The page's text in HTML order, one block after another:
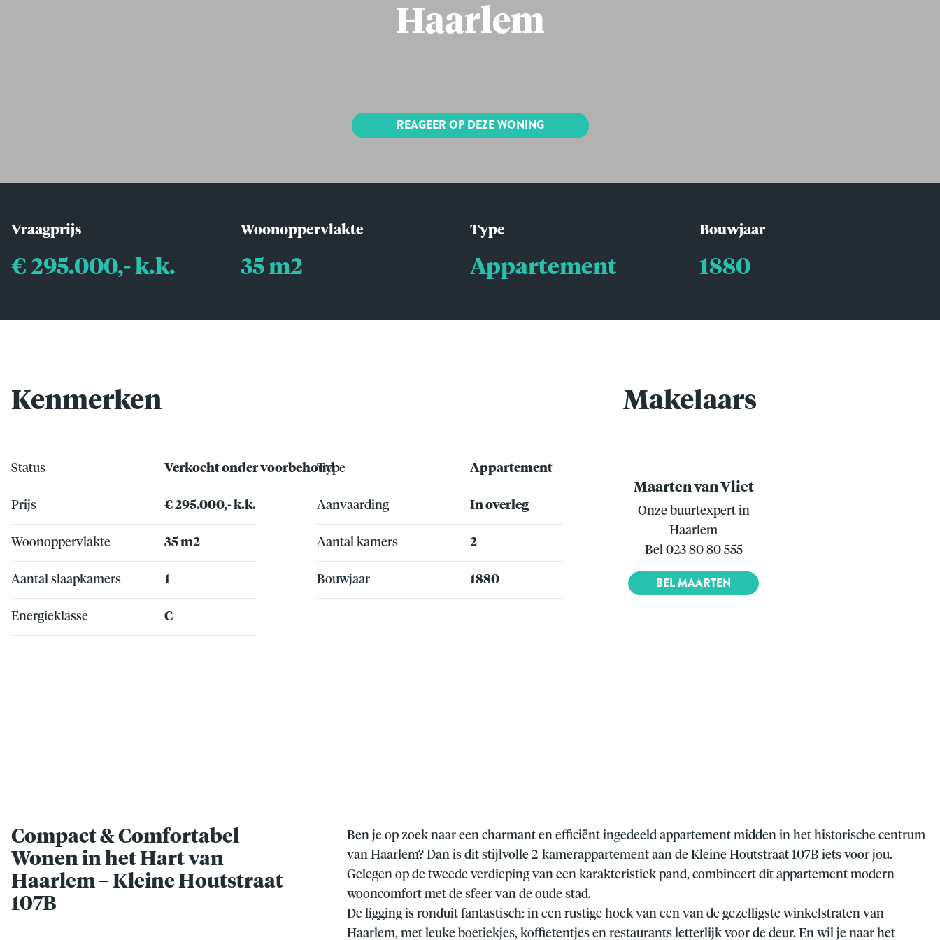
Haarlem
REAGEER OP DEZE WONING
Vraagprijs
€ 295.000,- k.k.
Woonoppervlakte
35 m2
Type
Appartement
Bouwjaar
1880
Kenmerken
Status Verkocht onder voorbehoud
Type Appartement
Prijs € 295.000,- k.k. Aanvaarding In overleg
Woonoppervlakte 35 m2 Aantal kamers 2
Aantal slaapkamers 1 Bouwjaar 1880
Energieklasse C
Makelaars
Maarten van Vliet
Onze buurtexpert in
Haarlem
Bel 023 80 80 555
BEL MAARTEN
Compact & Comfortabel
Wonen in het Hart van
Haarlem – Kleine Houtstraat
107B
Ben je op zoek naar een charmant en efficiënt ingedeeld appartement midden in het historische centrum
van Haarlem? Dan is dit stijlvolle 2-kamerappartement aan de Kleine Houtstraat 107B iets voor jou.
Gelegen op de tweede verdieping van een karakteristiek pand, combineert dit appartement modern
wooncomfort met de sfeer van de oude stad.
De ligging is ronduit fantastisch: in een rustige hoek van een van de gezelligste winkelstraten van
Haarlem, met leuke boetiekjes, koffietentjes en restaurants letterlijk voor de deur. En wil je naar het